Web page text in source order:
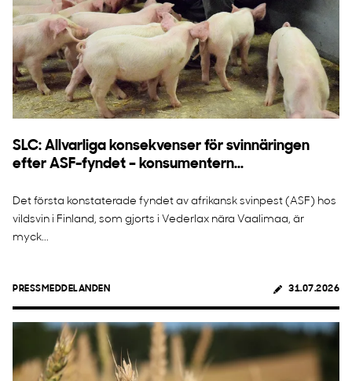
SLC: Allvarliga konsekvenser för svinnäringen
efter ASF-fyndet – konsumentern...
Det första konstaterade fyndet av afrikansk svinpest (ASF) hos
vildsvin i Finland, som gjorts i Vederlax nära Vaalimaa, är
myck...
PRESSMEDDELANDEN 31.07.2026